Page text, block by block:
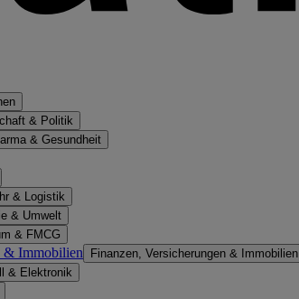
& Politik
& Gesundheit
& Logistik
& Umwelt
& FMCG
& Immobilien Finanzen, Versicherungen & Immobilien
& Elektronik